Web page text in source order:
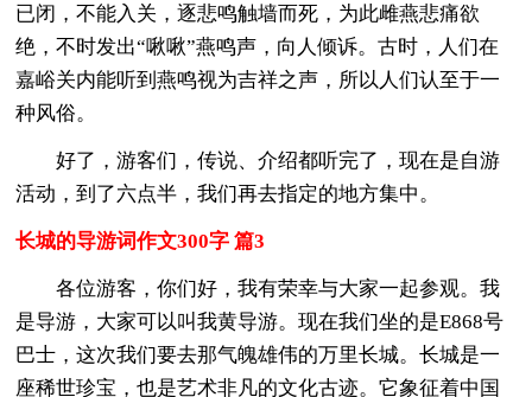
已闭，不能入关，逐悲鸣触墙而死，为此雌燕悲痛欲
绝，不时发出“啾啾”燕鸣声，向人倾诉。古时，人们在
嘉峪关内能听到燕鸣视为吉祥之声，所以人们认至于一
种风俗。
好了，游客们，传说、介绍都听完了，现在是自游
活动，到了六点半，我们再去指定的地方集中。
长城的导游词作文300字 篇3
各位游客，你们好，我有荣幸与大家一起参观。我
是导游，大家可以叫我黄导游。现在我们坐的是E868号
巴士，这次我们要去那气魄雄伟的万里长城。长城是一
座稀世珍宝，也是艺术非凡的文化古迹。它象征着中国